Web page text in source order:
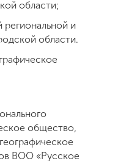
области;
и
области.
общество,
ВОО «Русское